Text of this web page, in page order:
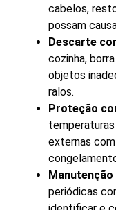
cabelos,
possam
Descarte
cozinha,
objetos
ralos.
Proteção
externas
periódicas